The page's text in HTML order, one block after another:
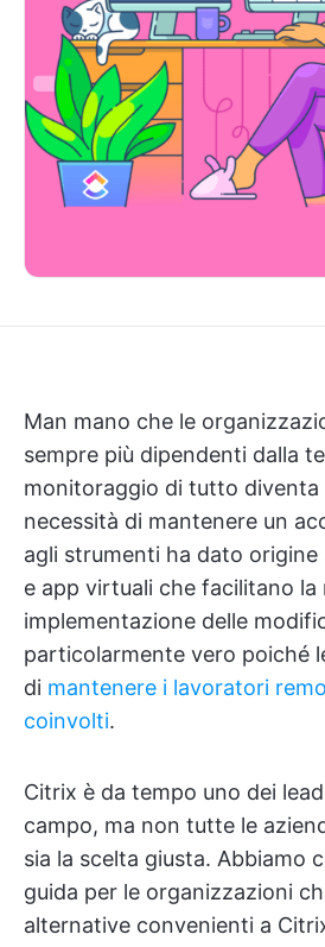
Man mano che le
sempre più dipendenti dalla
monitoraggio di tutto diventa
necessità di mantenere un
agli strumenti ha dato
e app virtuali che facilitano la
implementazione delle
particolarmente vero poiché
di mantenere i lavoratori
coinvolti.
Citrix è da tempo uno dei
campo, ma non tutte le
sia la scelta giusta. Abbiamo
guida per le organizzazioni
alternative convenienti a